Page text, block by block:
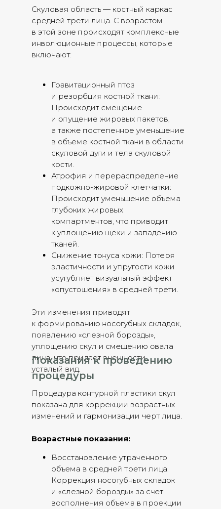
Скуловая область — костный каркас
средней трети лица. С возрастом
в этой зоне происходят комплексные
инволюционные процессы, которые
включают:
Гравитационный птоз
и резорбция костной ткани:
Происходит смещение
и опущение жировых пакетов,
а также постепенное уменьшение
в объеме костной ткани в области
скуловой дуги и тела скуловой
кости.
Атрофия и перераспределение
подкожно-жировой клетчатки:
Происходит уменьшение объема
глубоких жировых
компартментов, что приводит
к уплощению щеки и западению
тканей.
Снижение тонуса кожи: Потеря
эластичности и упругости кожи
усугубляет визуальный эффект
«опустошения» в средней трети.
Эти изменения приводят
к формированию носогубных складок,
появлению «слезной борозды»,
уплощению скул и смещению овала
лица, что придает внешности
усталый вид.
Показания к проведению
процедуры
Процедура контурной пластики скул
показана для коррекции возрастных
изменений и гармонизации черт лица.
Возрастные показания:
Восстановление утраченного
объема в средней трети лица.
Коррекция носогубных складок
и «слезной борозды» за счет
восполнения объема в проекции